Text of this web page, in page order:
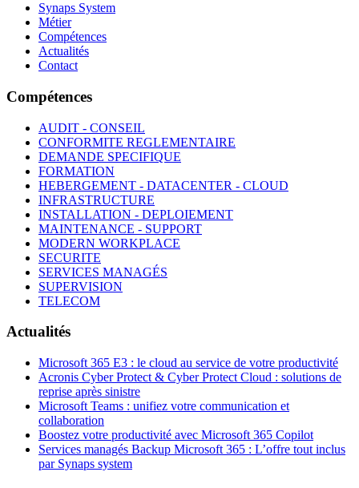
Synaps System
Métier
Compétences
Actualités
Contact
Compétences
AUDIT - CONSEIL
CONFORMITE REGLEMENTAIRE
DEMANDE SPECIFIQUE
FORMATION
HEBERGEMENT - DATACENTER - CLOUD
INFRASTRUCTURE
INSTALLATION - DEPLOIEMENT
MAINTENANCE - SUPPORT
MODERN WORKPLACE
SECURITE
SERVICES MANAGÉS
SUPERVISION
TELECOM
Actualités
Microsoft 365 E3 : le cloud au service de votre productivité
Acronis Cyber Protect & Cyber Protect Cloud : solutions de
reprise après sinistre
Microsoft Teams : unifiez votre communication et
collaboration
Boostez votre productivité avec Microsoft 365 Copilot
Services managés Backup Microsoft 365 : L’offre tout inclus
par Synaps system